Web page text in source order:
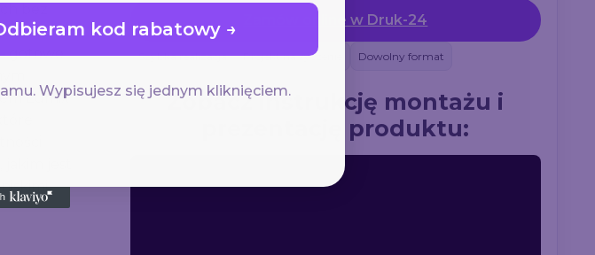
bez
gotowe
Lumix
jest
Zamów online w Druk-24
Szybka realizacja Projekt na życzenie Dowolny format
Zobacz instrukcję montażu i
prezentację produktu:
kod rabatowy →
Wypisujesz się jednym kliknięciem.